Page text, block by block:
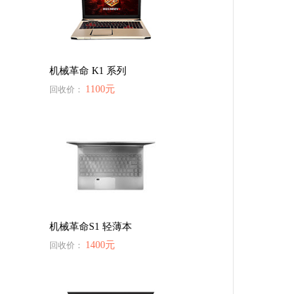
机械革命 K1 系列
回收价： 1100元
机械革命S1 轻薄本
回收价： 1400元